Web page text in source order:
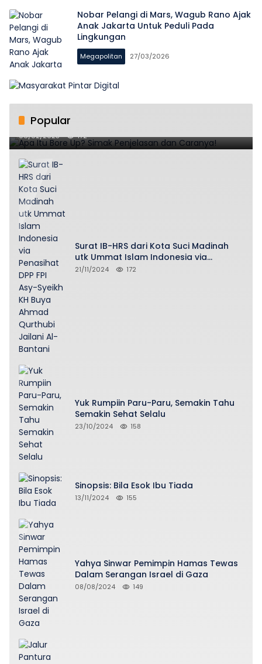
Nobar Pelangi di Mars, Wagub Rano Ajak
Anak Jakarta Untuk Peduli Pada
Lingkungan
Megapolitan 27/03/2026
Popular
Apa Itu Bore Up? Simak Penjelasan dan Caranya!
06/02/2025 172
Surat IB-HRS dari Kota Suci Madinah
utk Ummat Islam Indonesia via
Penasihat DPP FPI Asy-Syeikh KH Buya
21/11/2024 172
Yuk Rumpiin Paru-Paru, Semakin Tahu
Semakin Sehat Selalu
23/10/2024 158
Sinopsis: Bila Esok Ibu Tiada
13/11/2024 155
Yahya Sinwar Pemimpin Hamas Tewas
Dalam Serangan Israel di Gaza
08/08/2024 149